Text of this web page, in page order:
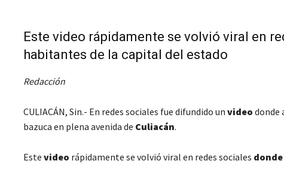
Este video rápidamente se volvió viral en
habitantes de la capital del estado
Redacción
CULIACÁN, Sin.- En redes sociales fue difundido un video donde
bazuca en plena avenida de Culiacán.
Este video rápidamente se volvió viral en redes sociales donde